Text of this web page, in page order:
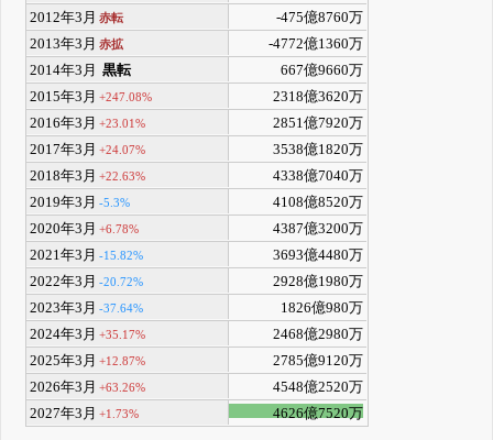
2012年3月 赤転
-475億8760万
2013年3月 赤拡
-4772億1360万
2014年3月 黒転
667億9660万
2015年3月 +247.08%
2318億3620万
2016年3月 +23.01%
2851億7920万
2017年3月 +24.07%
3538億1820万
2018年3月 +22.63%
4338億7040万
2019年3月 -5.3%
4108億8520万
2020年3月 +6.78%
4387億3200万
2021年3月 -15.82%
3693億4480万
2022年3月 -20.72%
2928億1980万
2023年3月 -37.64%
1826億980万
2024年3月 +35.17%
2468億2980万
2025年3月 +12.87%
2785億9120万
2026年3月 +63.26%
4548億2520万
2027年3月 +1.73% 4626億7520万